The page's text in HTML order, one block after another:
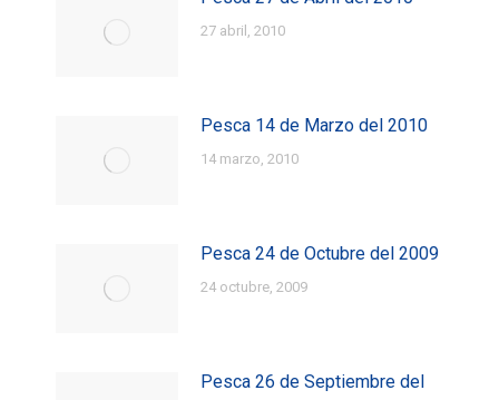
27 abril, 2010
Pesca 14 de Marzo del 2010
14 marzo, 2010
Pesca 24 de Octubre del 2009
24 octubre, 2009
Pesca 26 de Septiembre del